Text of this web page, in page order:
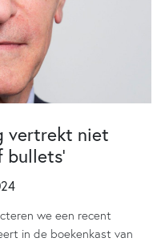
vertrekt niet
we een recent
in de boekenkast van